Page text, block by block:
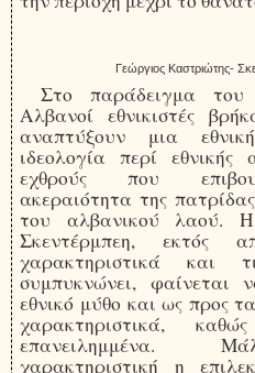
Γεώργιος Καστριώτης-
Στο παράδειγμα του
Αλβανοί εθνικιστές
αναπτύξουν μια
ιδεολογία περί εθνικής
εχθρούς που
ακεραιότητα της
του αλβανικού λαού.
Σκεντέρμπεη, εκτός
χαρακτηριστικά και
συμπυκνώνει, φαίνεται
εθνικό μύθο και ως προς
χαρακτηριστικά,
επανειλημμένα.
χαρακτηριστική η